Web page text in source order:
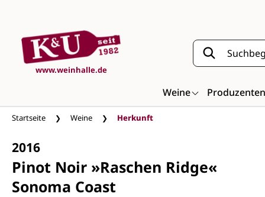
www.weinhalle.de
Weine Produzenten
Startseite Weine Herkunft
2016
Pinot Noir »Raschen Ridge«
Sonoma Coast